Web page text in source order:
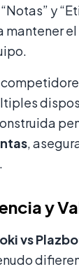
y
mantener
,
y
vs